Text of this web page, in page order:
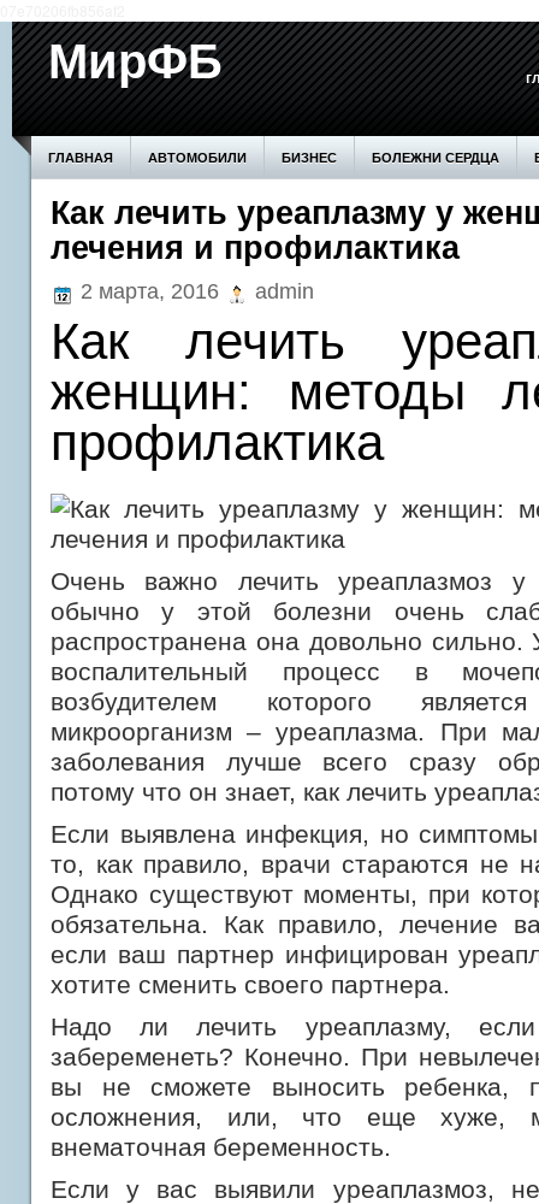
МирФБ
ГЛАВНАЯ АВТОМОБИЛИ БИЗНЕС БОЛЕЖНИ СЕРДЦА
БОЛЕЗНИ ПОЧЕК ВОЗВЕДЕНИЕ СТЕН ДОМ ЗДОРОВЬЕ
ПРОИЗВОДСТВО СЕМЬЯ СОВЕТЫ СТАТЬИ
Как лечить уреаплазму у
лечения и профилактика
2 марта, 2016 admin
Как лечить
женщин: методы
профилактика
Очень важно лечить уреаплазмоз
обычно у этой болезни очень
распространена она довольно сильно.
воспалительный процесс в
возбудителем которого является
микроорганизм – уреаплазма. При
заболевания лучше всего сразу
потому что он знает, как лечить
Если выявлена инфекция, но
то, как правило, врачи стараются не
Однако существуют моменты, при
обязательна. Как правило, лечение
если ваш партнер инфицирован
хотите сменить своего партнера.
Надо ли лечить уреаплазму,
забеременеть? Конечно. При
вы не сможете выносить ребенка,
осложнения, или, что еще хуже,
внематочная беременность.
Если у вас выявили уреаплазмоз,